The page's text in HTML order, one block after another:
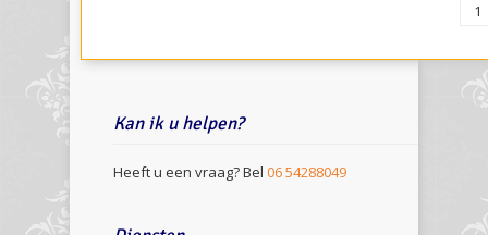
1
Kan ik u helpen?
Heeft u een vraag? Bel 06 54288049